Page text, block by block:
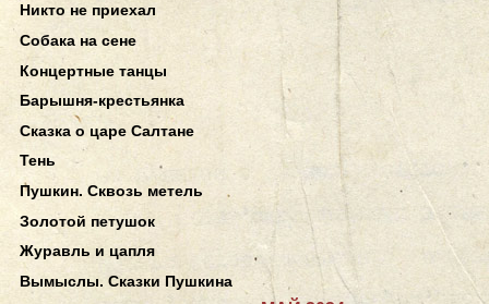
Никто не приехал
Собака на сене
Концертные танцы
Барышня-крестьянка
Сказка о царе Салтане
Тень
Пушкин. Сквозь метель
Золотой петушок
Журавль и цапля
Вымыслы. Сказки Пушкина